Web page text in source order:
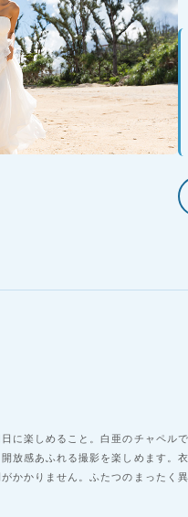
に楽しめること。白亜のチャペル
放感あふれる撮影を楽しめます。
かかりません。ふたつのまったく